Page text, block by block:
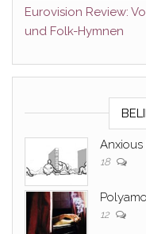
Eurovision Review:
und Folk-Hymnen
Anxious
18
12